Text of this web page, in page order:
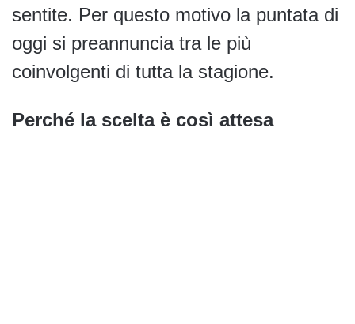
sentite. Per questo motivo la puntata di
oggi si preannuncia tra le più
coinvolgenti di tutta la stagione.
Perché la scelta è così attesa